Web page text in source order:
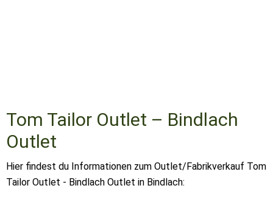
Tom Tailor Outlet – Bindlach
Outlet
Hier findest du Informationen zum Outlet/Fabrikverkauf Tom
Tailor Outlet - Bindlach Outlet in Bindlach: